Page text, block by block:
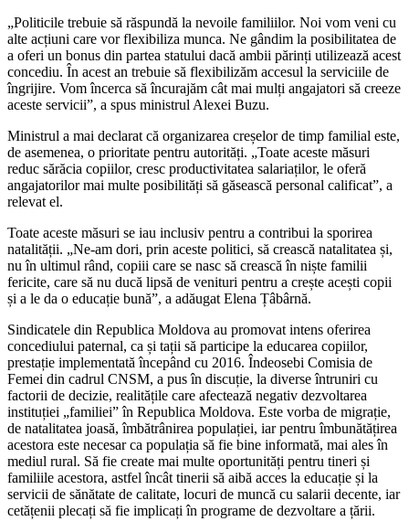
„Politicile trebuie să răspundă la nevoile familiilor. Noi vom veni cu
alte acțiuni care vor flexibiliza munca. Ne gândim la posibilita­tea de
a oferi un bonus din partea statului dacă ambii părinți utili­zează acest
concediu. În acest an trebuie să flexibilizăm accesul la serviciile de
îngrijire. Vom încerca să încurajăm cât mai mulți anga­jatori să creeze
aceste servicii”, a spus ministrul Alexei Buzu.
Ministrul a mai declarat că or­ganizarea creșelor de timp famili­al este,
de asemenea, o prioritate pentru autorități. „Toate aceste măsuri
reduc sărăcia copiilor, cresc productivitatea salariaților, le oferă
angajatorilor mai multe posibilități să găsească personal calificat”, a
relevat el.
Toate aceste măsuri se iau in­clusiv pentru a contribui la spo­rirea
natalității. „Ne-am dori, prin aceste politici, să crească natali­tatea și,
nu în ultimul rând, copiii care se nasc să crească în niște fa­milii
fericite, care să nu ducă lipsă de venituri pentru a crește acești copii
și a le da o educație bună”, a adăugat Elena Țâbârnă.
Sindicatele din Republica Mol­dova au promovat intens oferirea
concediului paternal, ca și tații să participe la educarea copiilor,
prestație implementată începând cu 2016. Îndeosebi Comisia de
Femei din cadrul CNSM, a pus în discuție, la diverse întruniri cu
factorii de decizie, realitățile care afectează negativ dezvol­tarea
instituției „familiei” în Re­publica Moldova. Este vorba de migrație,
de natalitatea joasă, îm­bătrânirea populației, iar pentru îmbunătățirea
acestora este nece­sar ca populația să fie bine infor­mată, mai ales în
mediul rural. Să fie create mai multe oportunități pentru tineri și
familiile acestora, astfel încât tinerii să aibă acces la educație și la
servicii de sănătate de calitate, locuri de muncă cu sa­larii decente, iar
cetățenii plecați să fie implicați în programe de dezvoltare a țării.